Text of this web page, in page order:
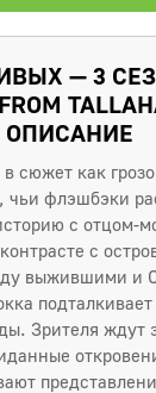
— 3
ОПИСАНИЕ
сюжет как
чьи флэшбэки
с
с
выжившими и
подталкивает
Зрителя ждут